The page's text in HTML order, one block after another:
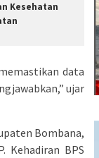
Kesehatan
data
ujar
Bombana,
Kehadiran BPS